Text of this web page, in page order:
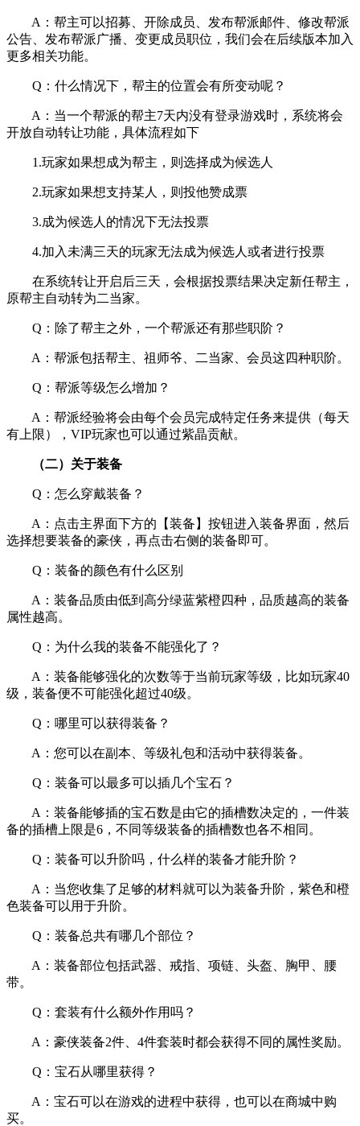
A：帮主可以招募、开除成员、发布帮派邮件、修改帮派
公告、发布帮派广播、变更成员职位，我们会在后续版本加入
更多相关功能。
Q：什么情况下，帮主的位置会有所变动呢？
A：当一个帮派的帮主7天内没有登录游戏时，系统将会
开放自动转让功能，具体流程如下
1.玩家如果想成为帮主，则选择成为候选人
2.玩家如果想支持某人，则投他赞成票
3.成为候选人的情况下无法投票
4.加入未满三天的玩家无法成为候选人或者进行投票
在系统转让开启后三天，会根据投票结果决定新任帮主，
原帮主自动转为二当家。
Q：除了帮主之外，一个帮派还有那些职阶？
A：帮派包括帮主、祖师爷、二当家、会员这四种职阶。
Q：帮派等级怎么增加？
A：帮派经验将会由每个会员完成特定任务来提供（每天
有上限），VIP玩家也可以通过紫晶贡献。
（二）关于装备
Q：怎么穿戴装备？
A：点击主界面下方的【装备】按钮进入装备界面，然后
选择想要装备的豪侠，再点击右侧的装备即可。
Q：装备的颜色有什么区别
A：装备品质由低到高分绿蓝紫橙四种，品质越高的装备
属性越高。
Q：为什么我的装备不能强化了？
A：装备能够强化的次数等于当前玩家等级，比如玩家40
级，装备便不可能强化超过40级。
Q：哪里可以获得装备？
A：您可以在副本、等级礼包和活动中获得装备。
Q：装备可以最多可以插几个宝石？
A：装备能够插的宝石数是由它的插槽数决定的，一件装
备的插槽上限是6，不同等级装备的插槽数也各不相同。
Q：装备可以升阶吗，什么样的装备才能升阶？
A：当您收集了足够的材料就可以为装备升阶，紫色和橙
色装备可以用于升阶。
Q：装备总共有哪几个部位？
A：装备部位包括武器、戒指、项链、头盔、胸甲、腰
带。
Q：套装有什么额外作用吗？
A：豪侠装备2件、4件套装时都会获得不同的属性奖励。
Q：宝石从哪里获得？
A：宝石可以在游戏的进程中获得，也可以在商城中购
买。